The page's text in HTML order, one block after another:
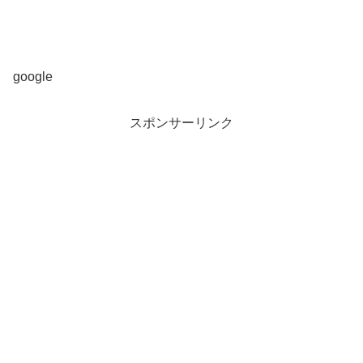
google
スポンサーリンク